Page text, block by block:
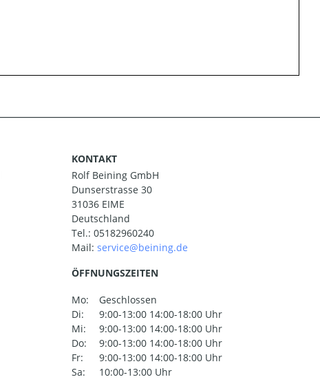
KONTAKT
Rolf Beining GmbH
Dunserstrasse 30
31036 EIME
Deutschland
Tel.: 05182960240
Mail:
ÖFFNUNGSZEITEN
Mo:
Geschlossen
Di:
9:00-13:00 14:00-18:00 Uhr
Mi:
9:00-13:00 14:00-18:00 Uhr
Do:
9:00-13:00 14:00-18:00 Uhr
Fr:
9:00-13:00 14:00-18:00 Uhr
Sa:
10:00-13:00 Uhr